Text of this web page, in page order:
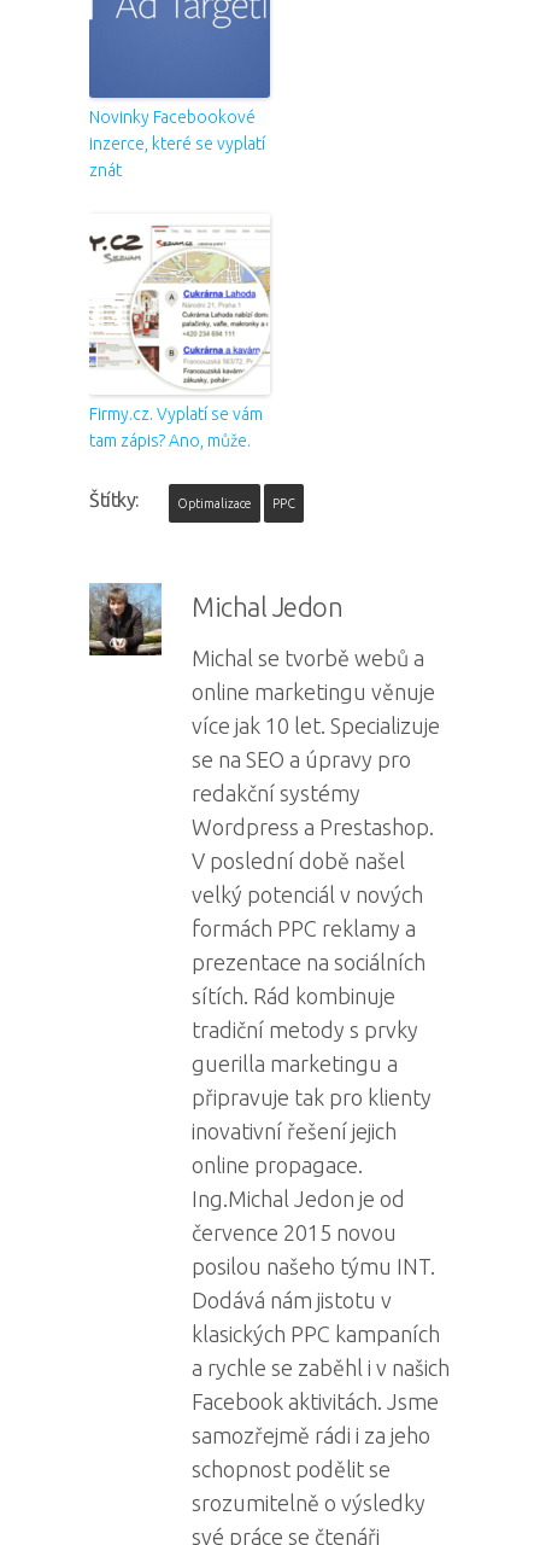
Novinky Facebookové
inzerce, které se vyplatí
znát
Firmy.cz. Vyplatí se vám
tam zápis? Ano, může.
Štítky: Optimalizace PPC
Michal Jedon
Michal se tvorbě webů a
online marketingu věnuje
více jak 10 let. Specializuje
se na SEO a úpravy pro
redakční systémy
Wordpress a Prestashop.
V poslední době našel
velký potenciál v nových
formách PPC reklamy a
prezentace na sociálních
sítích. Rád kombinuje
tradiční metody s prvky
guerilla marketingu a
připravuje tak pro klienty
inovativní řešení jejich
online propagace.
Ing.Michal Jedon je od
července 2015 novou
posilou našeho týmu INT.
Dodává nám jistotu v
klasických PPC kampaních
a rychle se zaběhl i v našich
Facebook aktivitách. Jsme
samozřejmě rádi i za jeho
schopnost podělit se
srozumitelně o výsledky
své práce se čtenáři